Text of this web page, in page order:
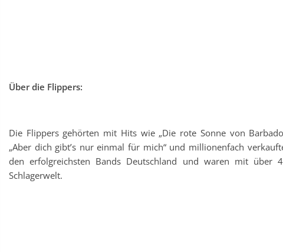
Über die Flippers:
Die Flippers gehörten mit Hits wie „Die rote Sonne von
„Aber dich gibt’s nur einmal für mich“ und millionenfach
den erfolgreichsten Bands Deutschland und waren mit über
Schlagerwelt.